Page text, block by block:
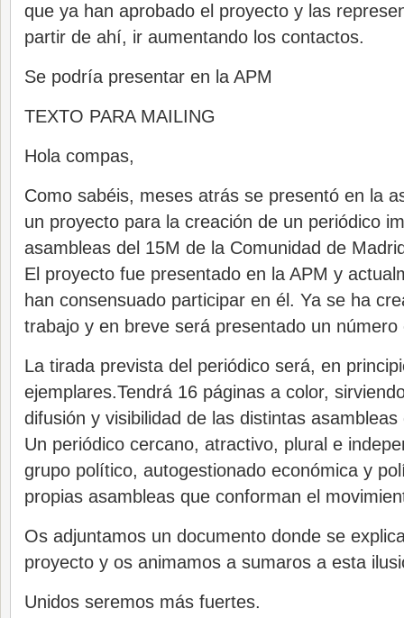
que ya han aprobado el proyecto y las
partir de ahí, ir aumentando los contactos.
Se podría presentar en la APM
TEXTO PARA MAILING
Hola compas,
Como sabéis, meses atrás se presentó en la
un proyecto para la creación de un periódico
asambleas del 15M de la Comunidad de
El proyecto fue presentado en la APM y
han consensuado participar en él. Ya se ha
trabajo y en breve será presentado un número
La tirada prevista del periódico será, en
ejemplares.Tendrá 16 páginas a color,
difusión y visibilidad de las distintas
Un periódico cercano, atractivo, plural e
grupo político, autogestionado económica y
propias asambleas que conforman el
Os adjuntamos un documento donde se
proyecto y os animamos a sumaros a esta
Unidos seremos más fuertes.